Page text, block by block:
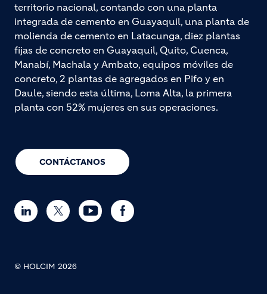
CONTÁCTANOS
territorio nacional, contando con una planta
integrada de cemento en Guayaquil, una planta de
molienda de cemento en Latacunga, diez plantas
fijas de concreto en Guayaquil, Quito, Cuenca,
Manabí, Machala y Ambato, equipos móviles de
concreto, 2 plantas de agregados en Pifo y en
Daule, siendo esta última, Loma Alta, la primera
planta con 52% mujeres en sus operaciones.
© HOLCIM 2026